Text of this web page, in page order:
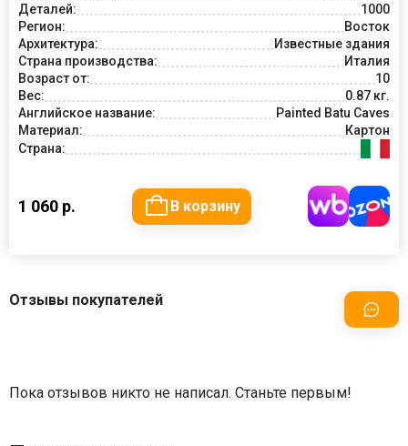
Деталей:
1000
Регион:
Восток
Архитектура:
Известные здания
Страна производства:
Италия
Возраст от:
10
Вес:
0.87 кг.
Английское название:
Painted Batu Caves
Материал:
Картон
Страна:
1 060 р. В корзину
Отзывы покупателей
Пока отзывов никто не написал. Станьте первым!